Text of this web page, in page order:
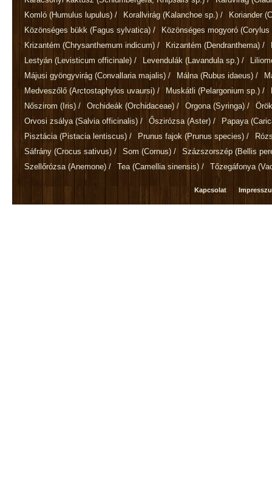
Komló (Humulus lupulus) / Korallvirág (Kalanchoe sp.) / Koriander
Közönséges bükk (Fagus sylvatica) / Közönséges mogyoró (Corylus
Krizantém (Chrysanthemum indicum) / Krizantém (Dendranthema) /
Lestyán (Levisticum officinale) / Levendulák (Lavandula sp.) /
Májusi gyöngyvirág (Convallaria majalis) / Málna (Rubus idaeus) /
Medveszőlő(Arctostaphylos uvaursi) / Muskátli (Pelargonium sp.) /
Nőszirom (Iris) / Orchideák (Orchidaceae) / Orgona (Syringa) /
Orvosi zsálya (Salvia officinalis) / Őszirózsa (Aster) / Papaya
Pisztácia (Pistacia lentiscus) / Prunus fajok (Prunus species) /
Sáfrány (Crocus sativus) / Som (Cornus) / Százszorszép (Bellis
Szellőrózsa (Anemone) / Tea (Camellia sinensis) / Tőzegáfonya
Kapcsolat